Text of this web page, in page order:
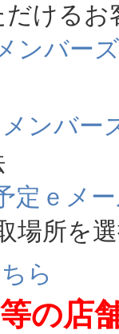
けるお
ンバーズ
ンバー
定ｅメ
場所を
ら
の店